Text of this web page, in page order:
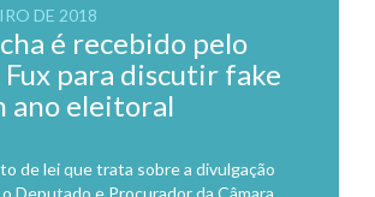
DE 2018
é recebido pelo
para discutir fake
ano eleitoral
de lei que trata sobre a divulgação